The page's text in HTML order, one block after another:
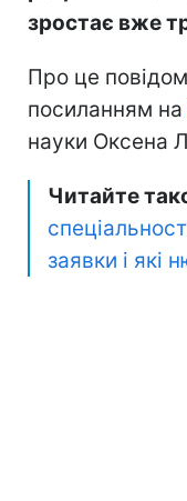
зростає вже
Про це
посиланням на
науки Оксена
Читайте
заявки і які